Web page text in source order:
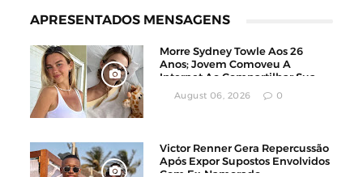
APRESENTADOS MENSAGENS
Morre Sydney Towle Aos 26
Anos; Jovem Comoveu A
Internet Ao Compartilhar Sua
Luta Contra O Câncer
August 06, 2026 0
Victor Renner Gera Repercussão
Após Expor Supostos Envolvidos
Com Ex-Namorado